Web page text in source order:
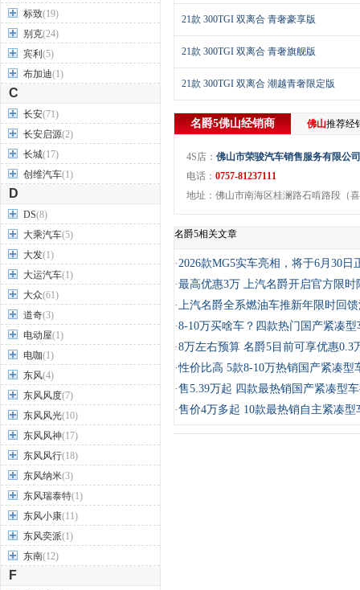
标致(19)
别克(24)
宾利 (5)
布加迪(1)
C
长安(71)
长安启源(2)
长城(17)
创维汽车(1)
D
DS(8)
大乘汽车(5)
大发(1)
大运汽车(1)
大众(61)
道奇(3)
电动屋(1)
电咖(1)
东风(4)
东风风度(7)
东风风光(10)
东风风神(17)
东风风行(18)
东风纳米(3)
东风瑞泰特(1)
东风小康(11)
东风奕派(1)
东南(12)
F
21款 300TGI 双离合 青奢豪享版
21款 300TGI 双离合 青奢旗舰版
21款 300TGI 双离合 潮越青奢限定版
名爵5佛山经销商 佛山推荐经
4S店： 佛山市荣骏汽车销售服务有限公司
电话： 0757-81237111
地址：佛山市南海区桂澜路石啃路段（
名爵5相关文章
·2026款MG5实车亮相，将于6月30日
·最高优惠3万 上汽名爵开启官方限时
·上汽名爵全系燃油车推新年限时回
·8-10万买啥车？四款热门国产紧凑型
·8万左右预算 名爵5目前可享优惠0.3
·性价比高 5款8-10万热销国产紧凑型
·售5.39万起 四款最热销国产紧凑型
·售价4万多起 10款最热销自主紧凑型